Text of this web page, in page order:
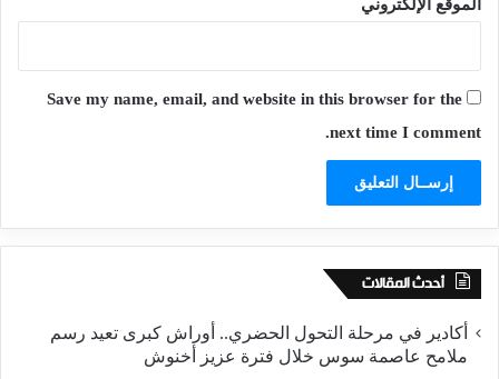
الموقع الإلكتروني
Save my name, email, and website in this browser for the
next time I comment.
أحدث المقالات
أكادير في مرحلة التحول الحضري.. أوراش كبرى تعيد رسم
ملامح عاصمة سوس خلال فترة عزيز أخنوش